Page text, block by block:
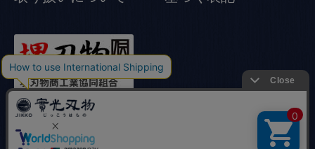
© Jikko Japanese knife All rights reserved.